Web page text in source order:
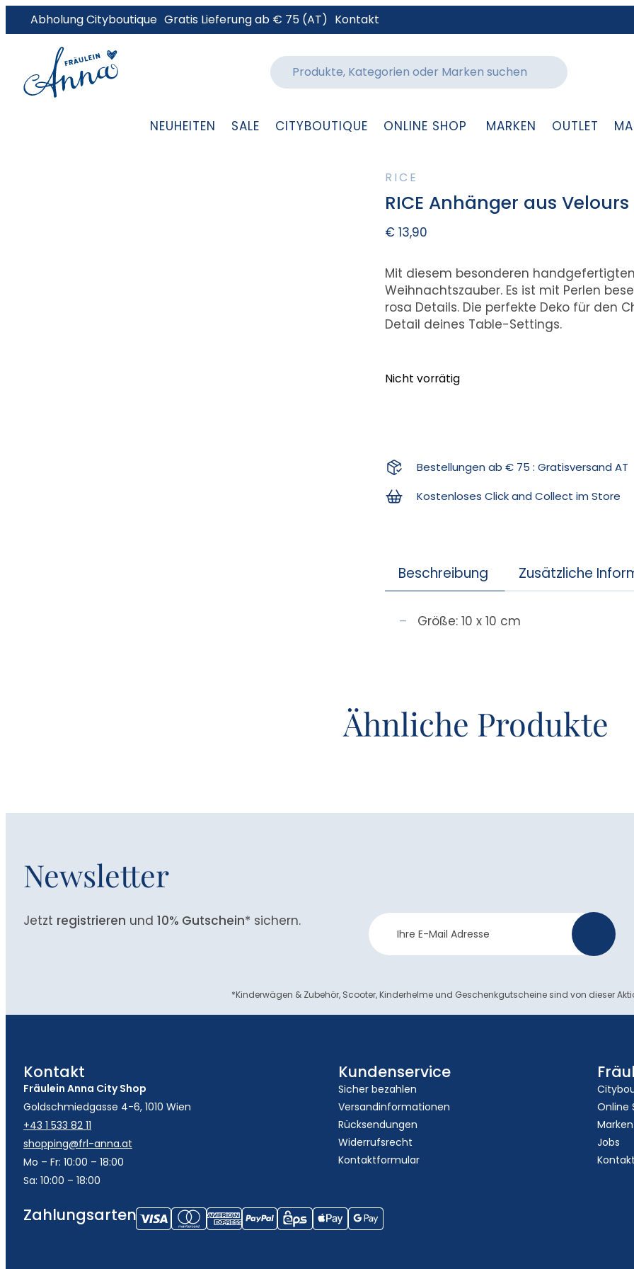
Abholung Cityboutique Gratis Lieferung ab € 75 (AT) Kontakt
NEUHEITEN SALE CITYBOUTIQUE ONLINE SHOP MARKEN OUTLET
RICE
RICE Anhänger aus Velours
€ 13,90
Mit diesem besonderen
Weihnachtszauber. Es ist mit Perlen
rosa Details. Die perfekte Deko für den
Detail deines Table-Settings.
Nicht vorrätig
Bestellungen ab € 75 : Gratisversand AT
Kostenloses Click and Collect im Store
Beschreibung Zusätzliche
Größe: 10 x 10 cm
Ähnliche Produkte
Newsletter
Jetzt registrieren und 10% Gutschein* sichern.
Newsletter
Anmeldung
*Kinderwägen & Zubehör, Scooter, Kinderhelme und Geschenkgutscheine sind von dieser
Kontakt
Fräulein Anna City Shop
Goldschmiedgasse 4-6, 1010 Wien
+43 1 533 82 11
shopping@frl-anna.at
Mo – Fr: 10:00 – 18:00
Sa: 10:00 – 18:00
Kundenservice
Sicher bezahlen
Versandinformationen
Rücksendungen
Widerrufsrecht
Kontaktformular
Online
Marken
Jobs
Kontakt
Zahlungsarten